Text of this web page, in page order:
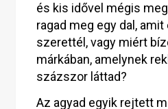
és kis idővel mégis
ragad meg egy dal,
szerettél, vagy miért
márkában, amelynek
százszor láttad?
Az agyad egyik rejtett